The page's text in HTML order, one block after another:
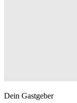
Dein Gastgeber